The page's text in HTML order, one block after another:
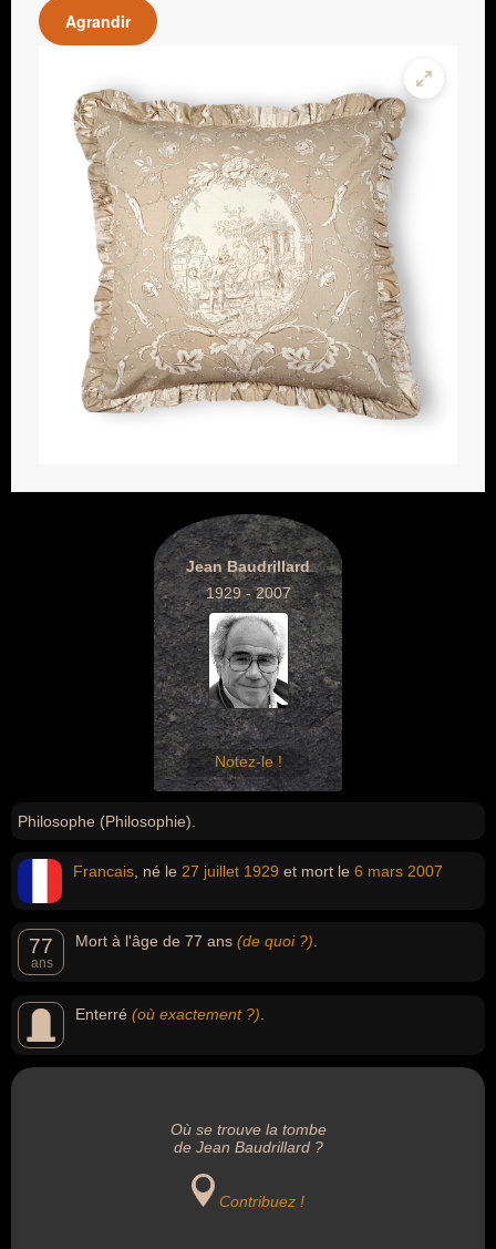
Agrandir
Jean Baudrillard
1929 - 2007
Notez-le !
Philosophe (Philosophie).
Francais , né le 27 juillet 1929 et mort le 6 mars 2007
77
ans
Mort à l'âge de 77 ans (de quoi ?)
Enterré (où exactement ?)
Où se trouve la tombe
de Jean Baudrillard ?
Contribuez !